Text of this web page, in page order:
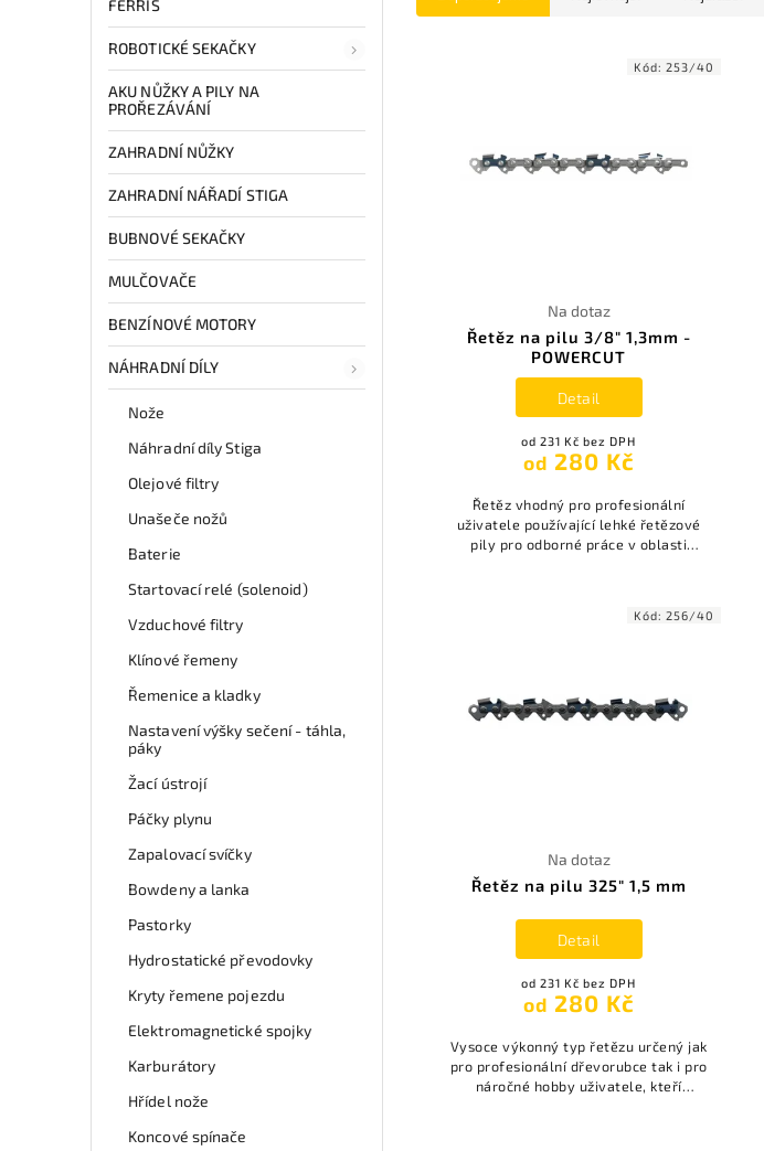
FERRIS
ROBOTICKÉ SEKAČKY
AKU NŮŽKY A PILY NA
PROŘEZÁVÁNÍ
ZAHRADNÍ NŮŽKY
ZAHRADNÍ NÁŘADÍ STIGA
BUBNOVÉ SEKAČKY
MULČOVAČE
BENZÍNOVÉ MOTORY
NÁHRADNÍ DÍLY
Nože
Náhradní díly Stiga
Olejové filtry
Unašeče nožů
Baterie
Startovací relé (solenoid)
Vzduchové filtry
Klínové řemeny
Řemenice a kladky
Nastavení výšky sečení - táhla,
páky
Žací ústrojí
Páčky plynu
Zapalovací svíčky
Bowdeny a lanka
Pastorky
Hydrostatické převodovky
Kryty řemene pojezdu
Elektromagnetické spojky
Karburátory
Hřídel nože
Koncové spínače
Řetěz na pilu 3/8" 1,3mm -
POWERCUT
Na dotaz
od 231 Kč bez DPH
od 280 Kč
Detail
Řetěz vhodný pro profesionální
uživatele používající lehké řetězové
pily pro odborné práce v oblasti
Kód:253/40
Řetěz na pilu 325" 1,5 mm
Na dotaz
od 231 Kč bez DPH
od 280 Kč
Detail
Vysoce výkonný typ řetězu určený jak
pro profesionální dřevorubce tak i pro
náročné hobby uživatele, kteří
Kód:256/40